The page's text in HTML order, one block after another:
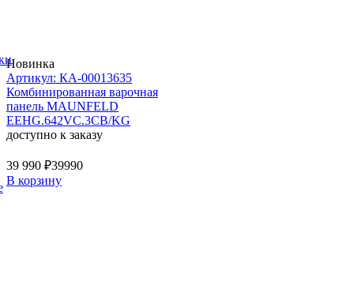
Новинка
Артикул: КА-00013635
Комбинированная варочная
панель MAUNFELD
EEHG.642VC.3CB/KG
доступно к заказу
39 990 ₽39990
В корзину